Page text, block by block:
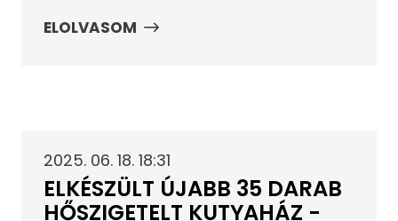
ELOLVASOM
2025. 06. 18. 18:31
ELKÉSZÜLT ÚJABB 35 DARAB
HŐSZIGETELT KUTYAHÁZ -